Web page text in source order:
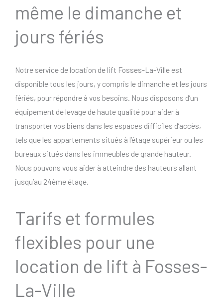
même le dimanche et
jours fériés
Notre service de location de lift Fosses-La-Ville est
disponible tous les jours, y compris le dimanche et les jours
fériés, pour répondre à vos besoins. Nous disposons d’un
équipement de levage de haute qualité pour aider à
transporter vos biens dans les espaces difficiles d’accès,
tels que les appartements situés à l’étage supérieur ou les
bureaux situés dans les immeubles de grande hauteur.
Nous pouvons vous aider à atteindre des hauteurs allant
jusqu’au 24ème étage.
Tarifs et formules
flexibles pour une
location de lift à Fosses-
La-Ville